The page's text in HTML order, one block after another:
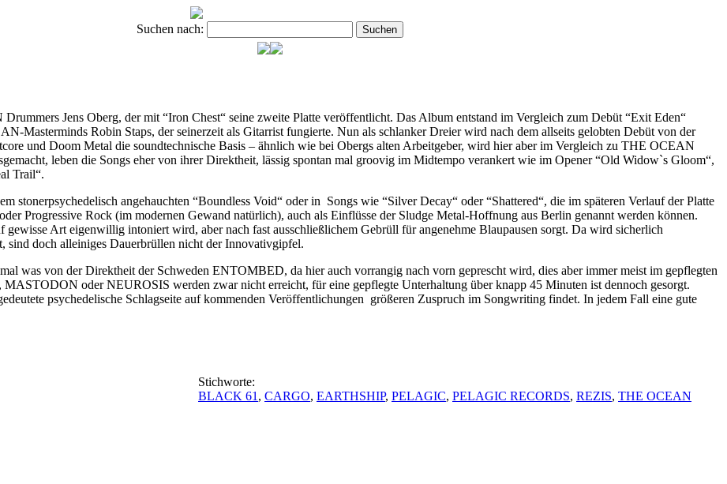
Suchen nach:
Jens Oberg, der mit “Iron Chest“ seine zweite Platte veröffentlicht. Das Album entstand im Vergleich zum Debüt “Exit Eden“
Masterminds Robin Staps, der seinerzeit als Gitarrist fungierte. Nun als schlanker Dreier wird nach dem allseits gelobten Debüt von der
und Doom Metal die soundtechnische Basis – ähnlich wie bei Obergs alten Arbeitgeber, wird hier aber im Vergleich zu THE OCEAN
leben die Songs eher von ihrer Direktheit, lässig spontan mal groovig im Midtempo verankert wie im Opener “Old Widow`s Gloom“,
Trail“.
stonerpsychedelisch angehauchten “Boundless Void“ oder in Songs wie “Silver Decay“ oder “Shattered“, die im späteren Verlauf der Platte
Progressive Rock (im modernen Gewand natürlich), auch als Einflüsse der Sludge Metal-Hoffnung aus Berlin genannt werden können.
Art eigenwillig intoniert wird, aber nach fast ausschließlichem Gebrüll für angenehme Blaupausen sorgt. Da wird sicherlich
sind doch alleiniges Dauerbrüllen nicht der Innovativgipfel.
was von der Direktheit der Schweden ENTOMBED, da hier auch vorrangig nach vorn geprescht wird, dies aber immer meist im gepflegten
oder NEUROSIS werden zwar nicht erreicht, für eine gepflegte Unterhaltung über knapp 45 Minuten ist dennoch gesorgt.
psychedelische Schlagseite auf kommenden Veröffentlichungen größeren Zuspruch im Songwriting findet. In jedem Fall eine gute
Stichworte:
BLACK 61 , CARGO, EARTHSHIP, PELAGIC, PELAGIC RECORDS, REZIS, THE OCEAN